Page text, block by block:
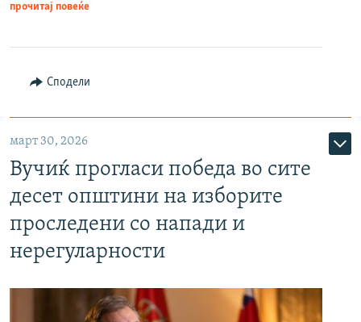
прочитај повеќе
Сподели
март 30, 2026
Вучиќ прогласи победа во сите
десет општини на изборите
проследени со напади и
нерегуларности